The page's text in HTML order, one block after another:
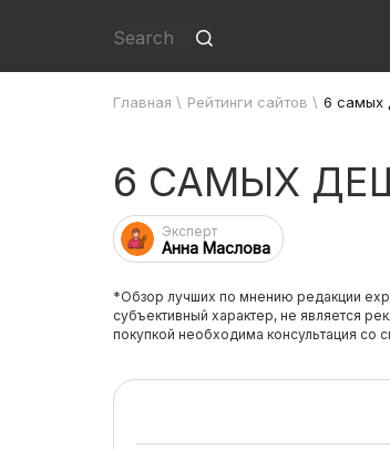
Главная \ Рейтинги сайтов \ 6 самых
6 САМЫХ
Эксперт
Анна Маслова
*Обзор лучших по мнению редакции
субъективный характер, не является
покупкой необходима консультация со